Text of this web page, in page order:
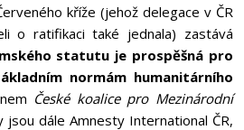
kříže (jehož delegace v ČR
o ratifikaci také jednala) zastává
statutu je prospěšná pro
normám humanitárního
České koalice pro Mezinárodní
dále Amnesty International ČR,